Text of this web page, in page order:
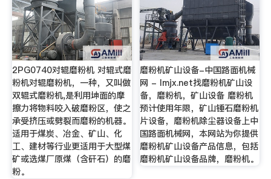
2PG0740对辊磨粉机 对辊式磨
粉机对辊磨粉机，一种，又叫做
双辊式磨粉机,是利用坤面的摩
擦力将物料咬入破磨粉区，使之
承受挤压或劈裂而磨粉的机器。
适用于煤炭、冶金、矿山、化
工、建材等行业更适用于大型煤
矿或选煤厂原煤（含矸石）的磨
粉。
磨粉机矿山设备-中国路面机械
网 - lmjx.net找磨粉机矿山设
备，磨粉机，矿山设备 磨粉机
预计使用年限，矿山锤石磨粉机
片设备，磨粉机除尘器设备上中
国路面机械网，本网站为你提供
磨粉机矿山设备产品信息，包括
磨粉机矿山设备品牌，磨粉机。